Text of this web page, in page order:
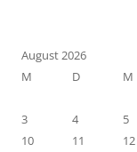
August 2026
M
D M
3
4 5
10
11 12